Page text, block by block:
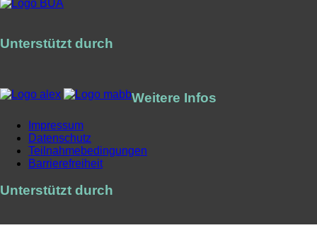
Unterstützt durch
Weitere Infos
Impressum
Datenschutz
Teilnahmebedingungen
Barrierefreiheit
Unterstützt durch